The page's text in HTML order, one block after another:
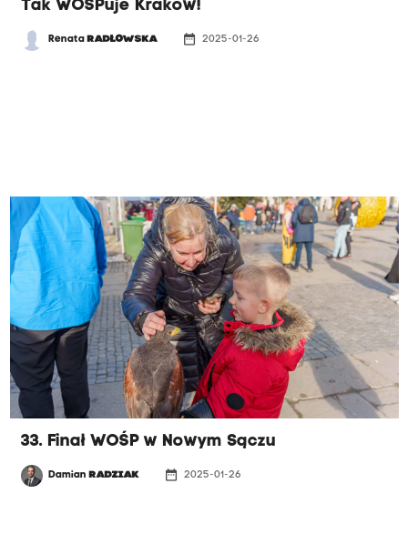
Tak WOŚPuje Kraków!
Renata RADŁOWSKA date_range 2025-01-26
33. Finał WOŚP w Nowym Sączu
Damian RADZIAK date_range 2025-01-26